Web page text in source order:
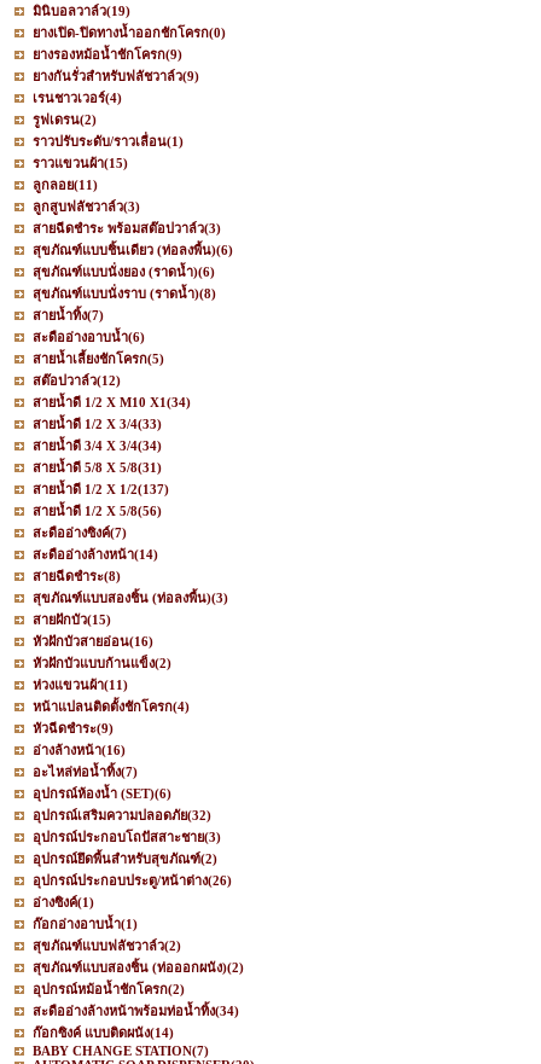
มินิบอลวาล์ว(19)
ยางเปิด-ปิดทางน้ำออกชักโครก(0)
ยางรองหม้อน้ำชักโครก(9)
ยางกันรั่วสำหรับฟลัชวาล์ว(9)
เรนชาวเวอร์(4)
รูฟเดรน(2)
ราวปรับระดับ/ราวเลื่อน(1)
ราวแขวนผ้า(15)
ลูกลอย(11)
ลูกสูบฟลัชวาล์ว(3)
สายฉีดชำระ พร้อมสต๊อปวาล์ว(3)
สุขภัณฑ์แบบชิ้นเดียว (ท่อลงพื้น)(6)
สุขภัณฑ์แบบนั่งยอง (ราดน้ำ)(6)
สุขภัณฑ์แบบนั่งราบ (ราดน้ำ)(8)
สายน้ำทิ้ง(7)
สะดืออ่างอาบน้ำ(6)
สายน้ำเลี้ยงชักโครก(5)
สต๊อปวาล์ว(12)
สายน้ำดี 1/2 X M10 X1(34)
สายน้ำดี 1/2 X 3/4(33)
สายน้ำดี 3/4 X 3/4(34)
สายน้ำดี 5/8 X 5/8(31)
สายน้ำดี 1/2 X 1/2(137)
สายน้ำดี 1/2 X 5/8(56)
สะดืออ่างซิงค์(7)
สะดืออ่างล้างหน้า(14)
สายฉีดชำระ(8)
สุขภัณฑ์แบบสองชิ้น (ท่อลงพื้น)(3)
สายฝักบัว(15)
หัวฝักบัวสายอ่อน(16)
หัวฝักบัวแบบก้านแข็ง(2)
ห่วงแขวนผ้า(11)
หน้าแปลนติดตั้งชักโครก(4)
หัวฉีดชำระ(9)
อ่างล้างหน้า(16)
อะไหล่ท่อน้ำทิ้ง(7)
อุปกรณ์ห้องน้ำ (SET)(6)
อุปกรณ์เสริมความปลอดภัย(32)
อุปกรณ์ประกอบโถปัสสาะชาย(3)
อุปกรณ์ยึดพื้นสำหรับสุขภัณฑ์(2)
อุปกรณ์ประกอบประตู/หน้าต่าง(26)
อ่างซิงค์(1)
ก๊อกอ่างอาบน้ำ(1)
สุขภัณฑ์แบบฟลัชวาล์ว(2)
สุขภัณฑ์แบบสองชิ้น (ท่อออกผนัง)(2)
อุปกรณ์หม้อน้ำชักโครก(2)
สะดืออ่างล้างหน้าพร้อมท่อน้ำทิ้ง(34)
ก๊อกซิงค์ แบบติดผนัง(14)
BABY CHANGE STATION(7)